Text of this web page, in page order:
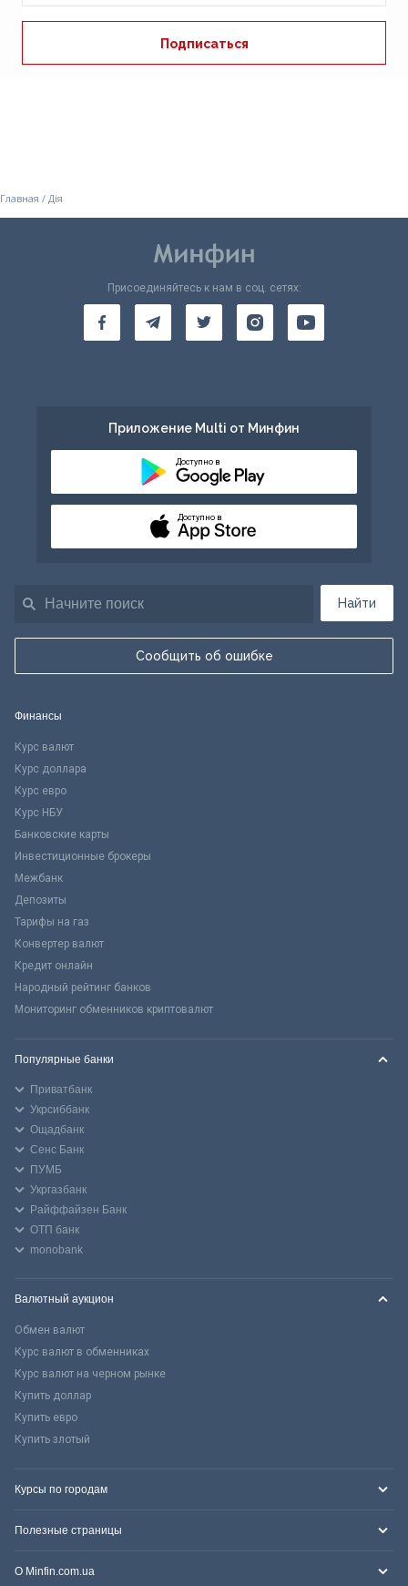
Главная / Дія
Найти
Сообщить об ошибке
Присоединяйтесь к нам в соц. сетях:
Приложение Multi от Минфин
Доступно в
Доступно в
Финансы
Курс валют
Курс доллара
Курс евро
Курс НБУ
Банковские карты
Инвестиционные брокеры
Межбанк
Депозиты
Тарифы на газ
Конвертер валют
Кредит онлайн
Народный рейтинг банков
Мониторинг обменников криптовалют
Популярные банки
Приватбанк
Укрсиббанк
Ощадбанк
Сенс Банк
ПУМБ
Укргазбанк
Райффайзен Банк
ОТП банк
monobank
Валютный аукцион
Обмен валют
Курс валют в обменниках
Курс валют на черном рынке
Купить доллар
Купить евро
Купить злотый
Курсы по городам
Полезные страницы
О Minfin.com.ua